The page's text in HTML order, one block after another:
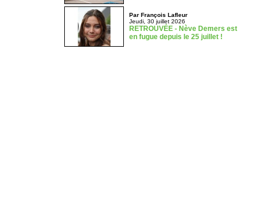
Par François Lafleur
Jeudi, 30 juillet 2026
RETROUVÉE - Nève Demers est
en fugue depuis le 25 juillet !